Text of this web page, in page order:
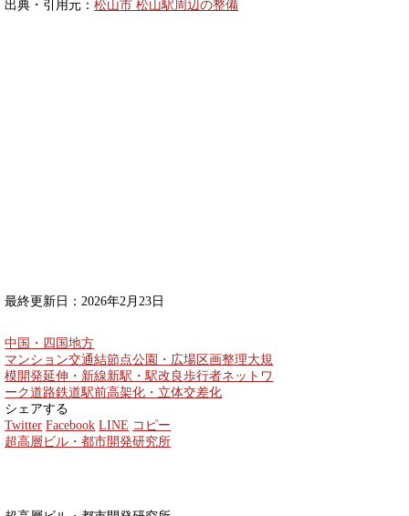
出典・引用元：松山市 松山駅周辺の整備
最終更新日：2026年2月23日
中国・四国地方
マンション交通結節点公園・広場 区画整理大規
模開発延伸・新線新駅・駅改良歩行者ネットワ
ーク道路鉄道駅前高架化・立体交差化
シェアする
Twitter Facebook LINE コピー
超高層ビル・都市開発研究所